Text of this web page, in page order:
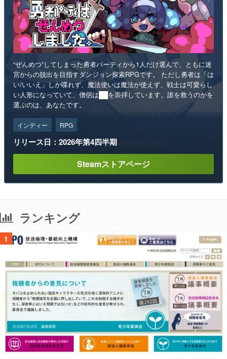
“ぜんめつ”してしまった勇者パーティから1人だけ選んで、ともに迷
宮からの脱出を目指すダンジョン探索RPGです。 ただし勇者は「は
い/いいえ」しか喋れず、魔法使いは魔法が使えず、戦士は可愛らし
い人形になっていて、僧侶は██を崇拝しています。誰を救うのかを
選ぶのは、あなたです。
インディー RPG
リリース日：2026年第4四半期
Steamストアページ
ランキング
1